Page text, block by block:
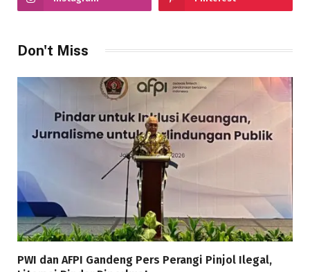
Don't Miss
PWI dan AFPI Gandeng Pers Perangi Pinjol Ilegal,